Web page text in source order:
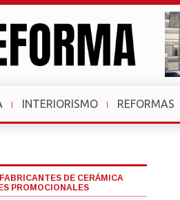
INTERIORISMO REFORMAS
DE CERÁMICA
PROMOCIONALES